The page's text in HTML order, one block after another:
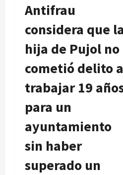
Antifrau
considera que la
hija de Pujol no
cometió delito
trabajar 19
para un
ayuntamiento
sin haber
superado un